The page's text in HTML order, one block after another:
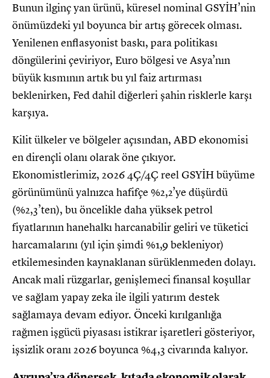
Bunun ilginç yan ürünü, küresel nominal GSYİH’nin
önümüzdeki yıl boyunca bir artış görecek olması.
Yenilenen enflasyonist baskı, para politikası
döngülerini çeviriyor, Euro bölgesi ve Asya’nın
büyük kısmının artık bu yıl faiz artırması
beklenirken, Fed dahil diğerleri şahin risklerle karşı
karşıya.
Kilit ülkeler ve bölgeler açısından, ABD ekonomisi
en dirençli olanı olarak öne çıkıyor.
Ekonomistlerimiz, 2026 4Ç/4Ç reel GSYİH büyüme
görünümünü yalnızca hafifçe %2,2’ye düşürdü
(%2,3’ten), bu öncelikle daha yüksek petrol
fiyatlarının hanehalkı harcanabilir geliri ve tüketici
harcamalarını (yıl için şimdi %1,9 bekleniyor)
etkilemesinden kaynaklanan sürüklenmeden dolayı.
Ancak mali rüzgarlar, genişlemeci finansal koşullar
ve sağlam yapay zeka ile ilgili yatırım destek
sağlamaya devam ediyor. Önceki kırılganlığa
rağmen işgücü piyasası istikrar işaretleri gösteriyor,
işsizlik oranı 2026 boyunca %4,3 civarında kalıyor.